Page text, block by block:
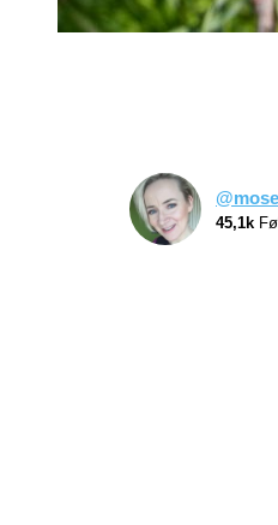
45,1k